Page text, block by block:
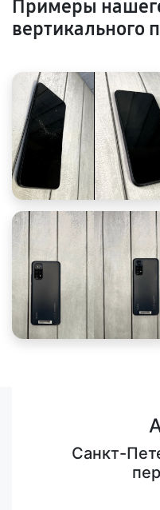
Примеры
вертикального
Санкт-